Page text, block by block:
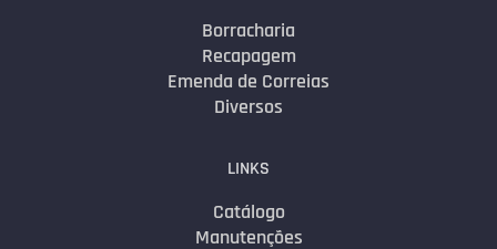
Borracharia
Recapagem
Emenda de Correias
Diversos
LINKS
Catálogo
Manutenções